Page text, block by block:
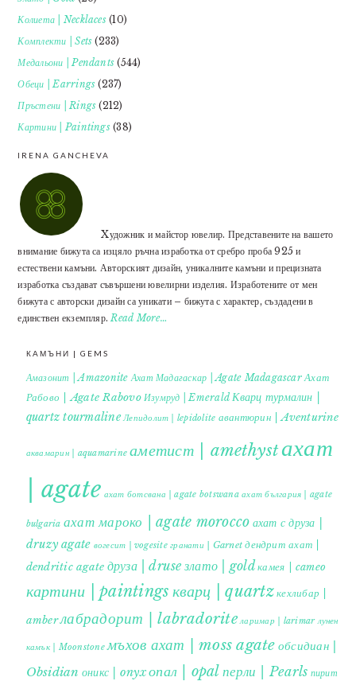
Колиета | Necklaces(10)
Комплекти | Sets (233)
Медальони | Pendants (544)
Обеци | Earrings (237)
Пръстени | Rings (212)
Картини | Paintings(38)
IRENA GANCHEVA
Xудожник и майстор ювелир. Представените на вашето
внимание бижута са изцяло ръчна изработка от сребро проба 925 и
естествени камъни. Авторският дизайн, уникалните камъни и прецизната
изработка създават съвършени ювелирни изделия. Изработените от мен
бижута с авторски дизайн са уникати – бижута с характер, създадени в
единствен екземпляр.Read More…
КАМЪНИ | GEMS
Амазонит | Amazonite Ахат Мадагаскар | Agate Madagascar Ахат
Рабово | Agate Rabovo Изумруд | Emerald Кварц турмалин |
quartz tourmaline Лепидолит | lepidolite авантюрин | Aventurine
аквамарин | aquamarine аметист | amethystахат
| agate ахат ботсвана | agate botswana ахат българия | agate
bulgaria ахат мароко | agate morocco ахат с друза |
druzy agate вогесит | vogesite гранати | Garnet дендрит ахат |
dendritic agate друза | druse злато | gold камея | cameo
картини | paintings кварц | quartzкехлибар |
amberлабрадорит | labradorite ларимар | larimar лунен
камък | Moonstone мъхов ахат | moss agate обсидиан |
Obsidian оникс | onyxопал | opal перли | Pearls пирит |